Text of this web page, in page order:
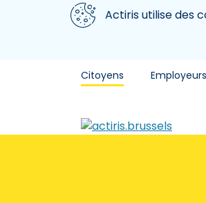
Aller au contenu principal
Nous utilisons des cookies
Actiris utilise des
Citoyens Employeurs